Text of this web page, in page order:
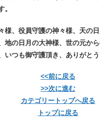
。
様、役員守護の神々様、天の
地の日月の大神様、世の元か
いつも御守護頂き、ありがとう
<<前に戻る
>>次に進む
カテゴリートップへ戻る
トップに戻る